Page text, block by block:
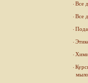
Все
Все